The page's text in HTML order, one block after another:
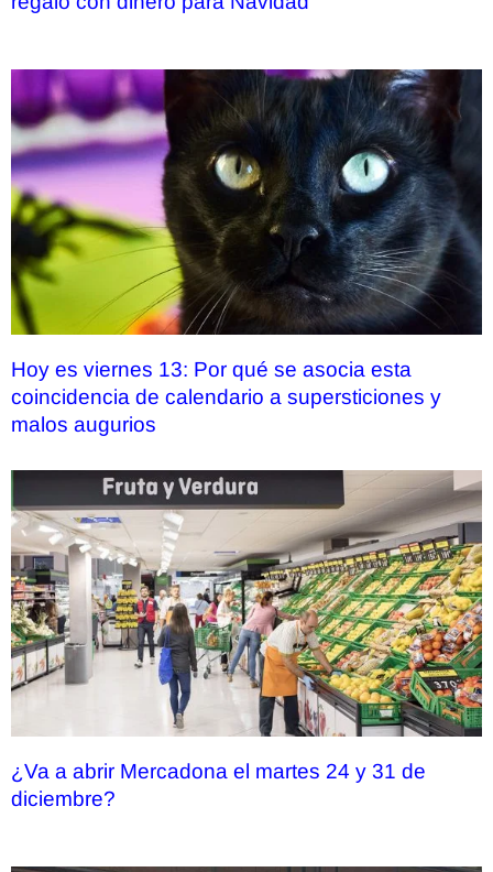
Hoy es viernes 13: Por qué se asocia esta
coincidencia de calendario a supersticiones y
malos augurios
¿Va a abrir Mercadona el martes 24 y 31 de
diciembre?